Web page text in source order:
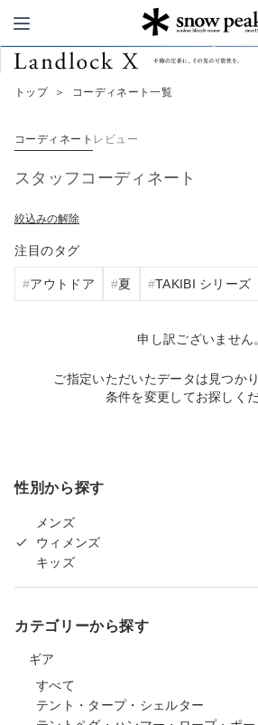
Snow Peak
トップ ＞ コーディネート一覧
コーディネート レビュー
スタッフコーディネート
絞込みの解除
注目のタグ
アウトドア 夏 TAKIBI シリーズ
申し訳ございません
ご指定いただいたデータは見つか
条件を変更してお探しくだ
性別から探す
メンズ
ウィメンズ
キッズ
カテゴリーから探す
ギア
すべて
テント・タープ・シェルター